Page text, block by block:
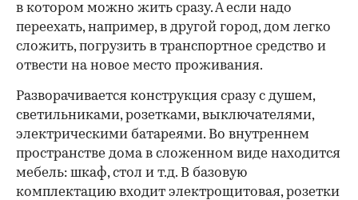
в котором можно жить сразу. А если надо
переехать, например, в другой город, дом легко
сложить, погрузить в транспортное средство и
отвести на новое место проживания.
Разворачивается конструкция сразу с душем,
светильниками, розетками, выключателями,
электрическими батареями. Во внутреннем
пространстве дома в сложенном виде находится
мебель: шкаф, стол и т.д. В базовую
комплектацию входит электрощитовая, розетки